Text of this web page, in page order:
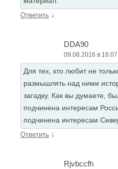
Ответить ↓
DDA90
09.08.2016 в 16:07
Для тех, кто любит не
размышлять над ними
загадку. Как вы думаете,
подчинена интересам
подчинена интересам
Ответить ↓
Rjvbccfh